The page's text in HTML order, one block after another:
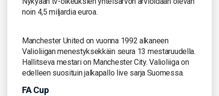
noin 4,5 miljardia euroa.
Manchester United on vuonna 1992 alkaneen
Valioliigan menestyksekkäin seura 13 mestaruudella.
Hallitseva mestari on Manchester City. Valioliiga on
edelleen suosituin jalkapallo live sarja Suomessa.
FA Cup